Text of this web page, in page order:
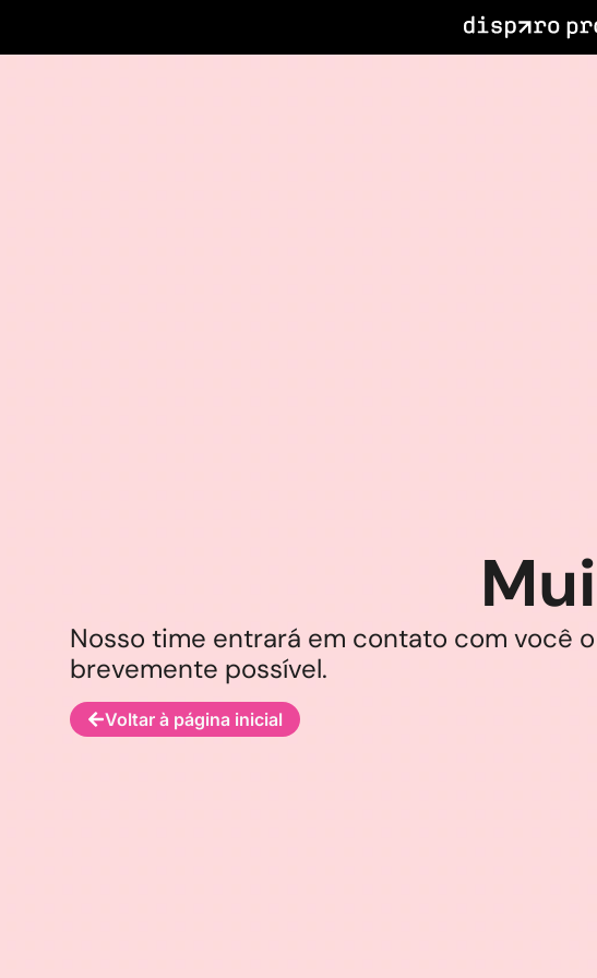
Nosso time entrará em contato com você
brevemente possível.
Voltar à página inicial